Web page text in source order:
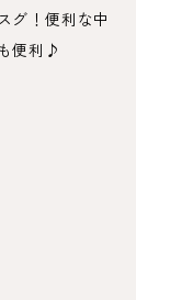
グ！便利な中
便利♪